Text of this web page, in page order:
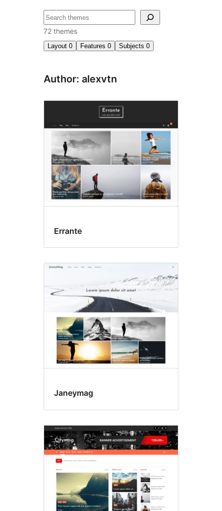
खोजें
72 themes
Layout 0 Features 0 Subjects 0
Author: alexvtn
Errante
Janeymag